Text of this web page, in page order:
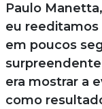
Paulo
eu reeditamos
em poucos
era mostrar a
como